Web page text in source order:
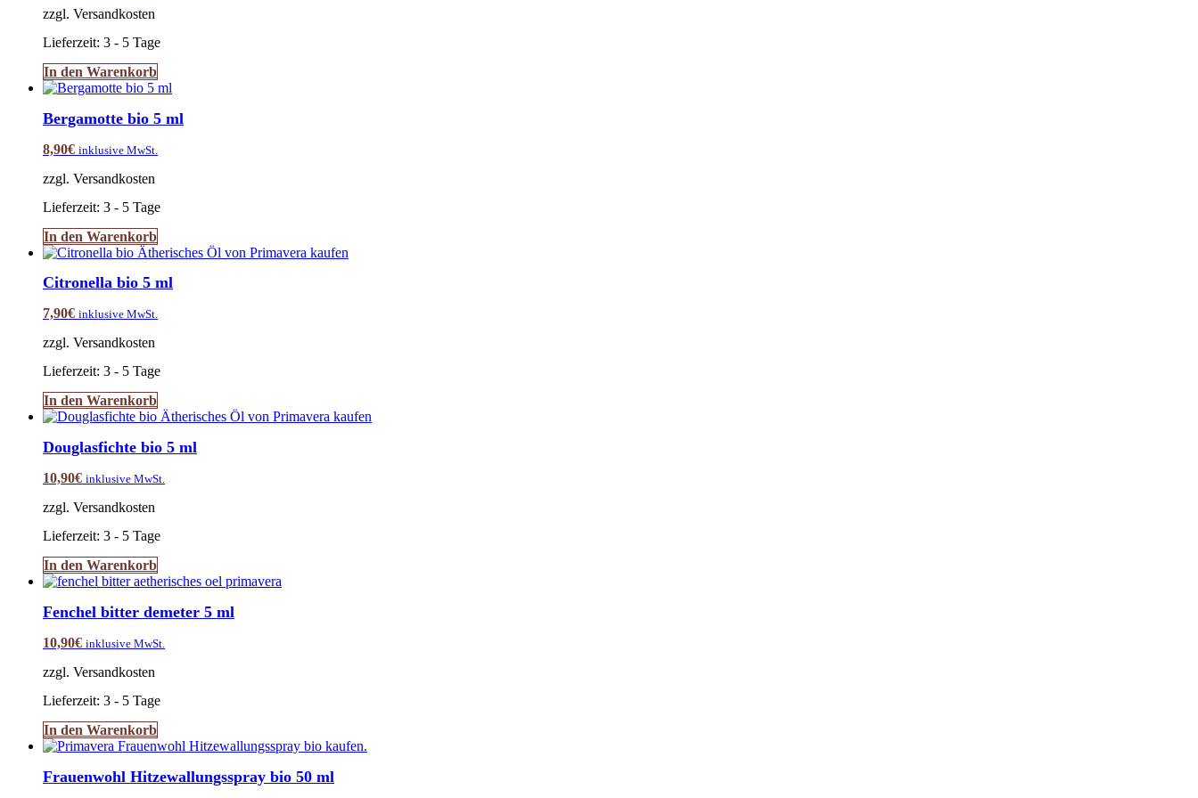
zzgl. Versandkosten
Lieferzeit: 3 - 5 Tage
In den Warenkorb
Bergamotte bio 5 ml
8,90€ inklusive MwSt.
zzgl. Versandkosten
Lieferzeit: 3 - 5 Tage
In den Warenkorb
Citronella bio 5 ml
7,90€ inklusive MwSt.
zzgl. Versandkosten
Lieferzeit: 3 - 5 Tage
In den Warenkorb
Douglasfichte bio 5 ml
10,90€ inklusive MwSt.
zzgl. Versandkosten
Lieferzeit: 3 - 5 Tage
In den Warenkorb
Fenchel bitter demeter 5 ml
10,90€ inklusive MwSt.
zzgl. Versandkosten
Lieferzeit: 3 - 5 Tage
In den Warenkorb
Frauenwohl Hitzewallungsspray bio 50 ml